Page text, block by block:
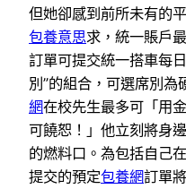
但她卻感到前所未有的
包養意思求，統一賬戶
訂單可提交統一搭車每
別”的組合，可選席別為
網在校先生最多可「用
可饒恕！」他立刻將身
的燃料口。為包括自己
提交的預定包養網訂單